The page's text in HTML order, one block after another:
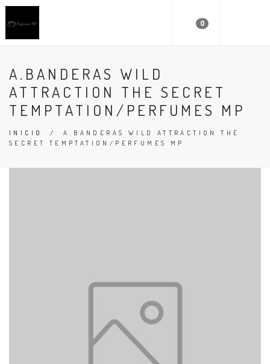
0
A.BANDERAS WILD
ATTRACTION THE SECRET
TEMPTATION/PERFUMES MP
INICIO /A.BANDERAS WILD ATTRACTION THE
SECRET TEMPTATION/PERFUMES MP